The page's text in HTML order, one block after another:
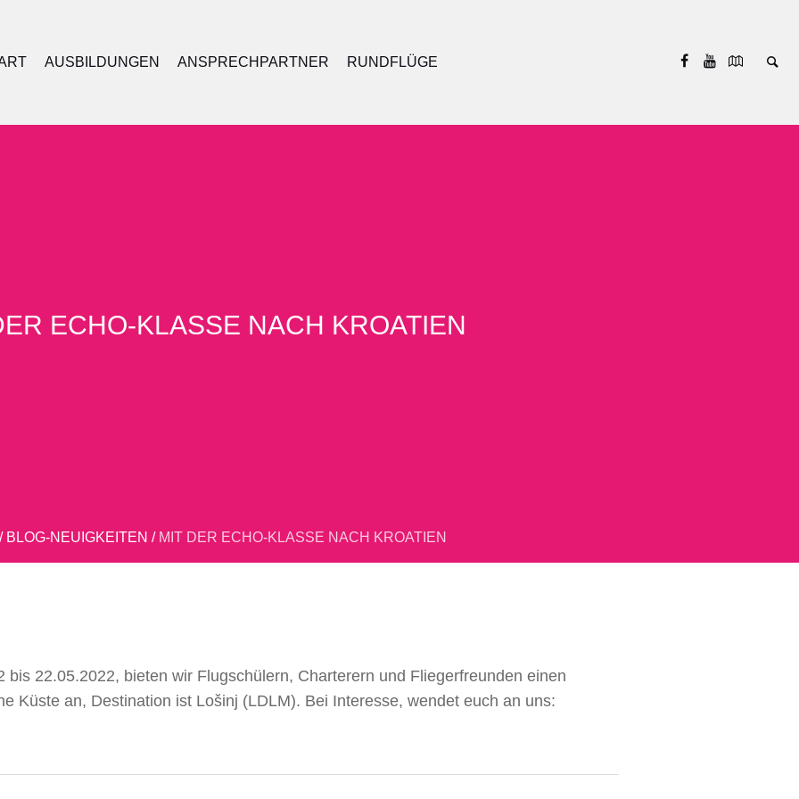
AUSBILDUNGEN ANSPRECHPARTNER RUNDFLÜGE
ECHO-KLASSE NACH KROATIEN
/ BLOG-NEUIGKEITEN / MIT DER ECHO-KLASSE NACH KROATIEN
bis 22.05.2022, bieten wir Flugschülern, Charterern und Fliegerfreunden einen
Küste an, Destination ist Lošinj (LDLM). Bei Interesse, wendet euch an uns: